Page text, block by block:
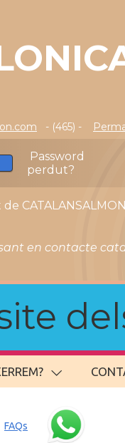
- (465) -
Password
perdut?
en contacte
FAQs